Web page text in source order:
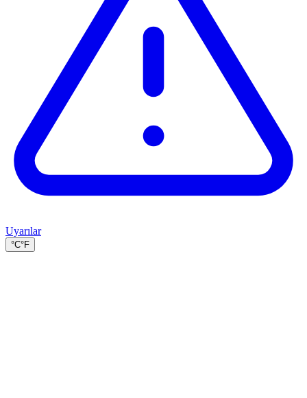
Uyarılar
°C°F